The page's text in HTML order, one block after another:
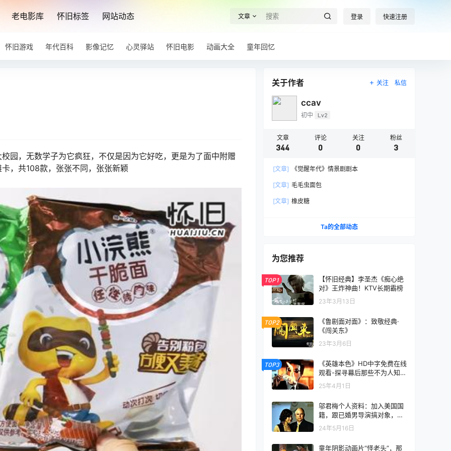
老电影库 怀旧标签 网站动态 文章 登录 快速注册
怀旧游戏 年代百科 影像记忆 心灵驿站 怀旧电影 动画大全 童年回忆
，无数学子为它疯狂，不仅是因为它好吃，更是为了面中附赠
，共108款，张张不同，张张新颖
关于作者 关注 私信
ccav
初中 Lv2
文章
344
评论
0
关注
0
粉丝
3
[文章] 《觉醒年代》情景剧剧本
[文章] 毛毛虫面包
[文章] 橡皮糖
Ta的全部动态
为您推荐
TOP1
【怀旧经典】李圣杰《痴心绝
对》王炸神曲！KTV长期霸榜
23年3月13日
TOP2
《鲁剧面对面》：致敬经典·
《闯关东》
23年3月6日
TOP3
《英雄本色》HD中字免费在线
观看-探寻幕后那些不为人知的
故事
25年4月1日
邬君梅个人资料：加入美国国
籍，跟已婚男导演搞对象，结
果9次要不上孩子
24年5月16日
童年阴影动画片“怪老头”，那